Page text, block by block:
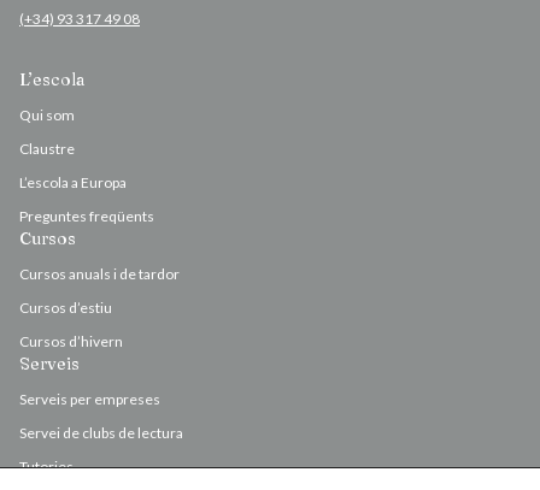
(+34) 93 317 49 08
L’escola
Qui som
Claustre
L’escola a Europa
Preguntes freqüents
Cursos
Cursos anuals i de tardor
Cursos d’estiu
Cursos d’hivern
Serveis
Serveis per empreses
Servei de clubs de lectura
Tutories